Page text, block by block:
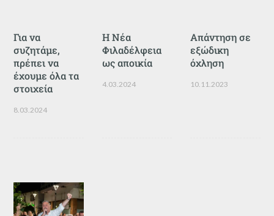
Για να
συζητάμε,
πρέπει να
έχουμε όλα τα
στοιχεία
8.03.2024
Η Νέα
Φιλαδέλφεια
ως αποικία
4.03.2024
Απάντηση σε
εξώδικη
όχληση
10.11.2023